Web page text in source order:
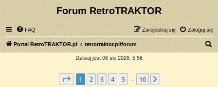
Forum RetroTRAKTOR
FAQ Zaloguj się
Zarejestruj się
Portal RetroTRAKTOR.pl retrotraktor.pl/forum
Dzisiaj jest 06 sie 2026, 5:56
Strona z10
1 2 3 4 5 10